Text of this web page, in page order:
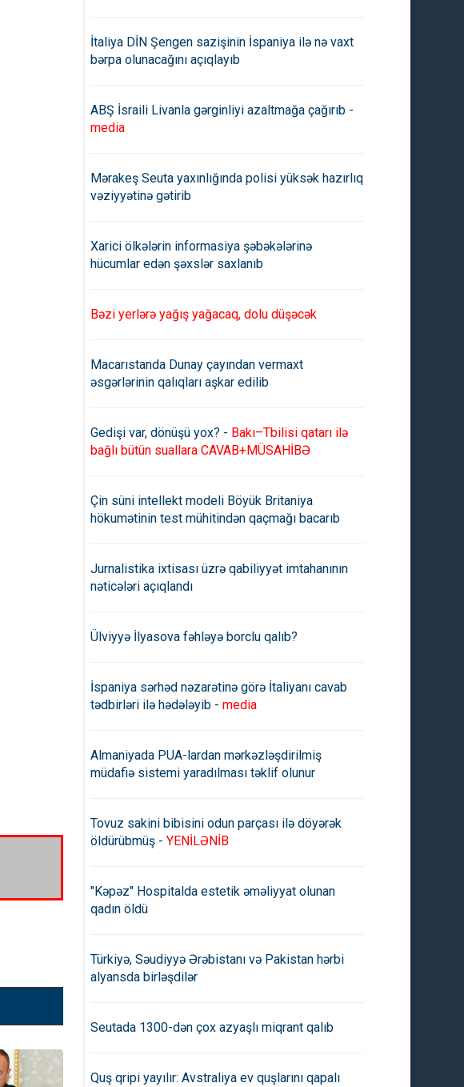
İtaliya DİN Şengen sazişinin İspaniya ilə nə vaxt
bərpa olunacağını açıqlayıb
ABŞ İsraili Livanla gərginliyi azaltmağa çağırıb -
media
Mərakeş Seuta yaxınlığında polisi yüksək hazırlıq
vəziyyətinə gətirib
Xarici ölkələrin informasiya şəbəkələrinə
hücumlar edən şəxslər saxlanıb
Bəzi yerlərə yağış yağacaq, dolu düşəcək
Macarıstanda Dunay çayından vermaxt
əsgərlərinin qalıqları aşkar edilib
Gedişi var, dönüşü yox? - Bakı–Tbilisi qatarı ilə
bağlı bütün suallara CAVAB+MÜSAHİBƏ
Çin süni intellekt modeli Böyük Britaniya
hökumətinin test mühitindən qaçmağı bacarıb
Jurnalistika ixtisası üzrə qabiliyyət imtahanının
nəticələri açıqlandı
Ülviyyə İlyasova fəhləyə borclu qalıb?
İspaniya sərhəd nəzarətinə görə İtaliyanı cavab
tədbirləri ilə hədələyib - media
Almaniyada PUA-lardan mərkəzləşdirilmiş
müdafiə sistemi yaradılması təklif olunur
Tovuz sakini bibisini odun parçası ilə döyərək
öldürübmüş - YENİLƏNİB
"Kəpəz" Hospitalda estetik əməliyyat olunan
qadın öldü
Türkiyə, Səudiyyə Ərəbistanı və Pakistan hərbi
alyansda birləşdilər
Seutada 1300-dən çox azyaşlı miqrant qalıb
Quş qripi yayılır: Avstraliya ev quşlarını qapalı